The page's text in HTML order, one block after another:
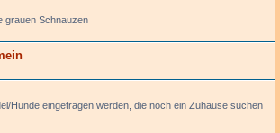
grauen Schnauzen
Hunde eingetragen werden, die noch ein Zuhause suchen